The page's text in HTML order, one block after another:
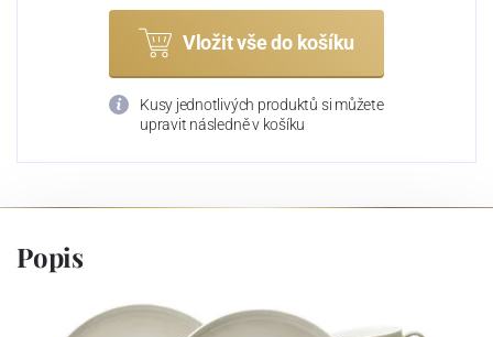
Vložit vše do košíku
Kusy jednotlivých produktů si můžete
upravit následně v košíku
Popis